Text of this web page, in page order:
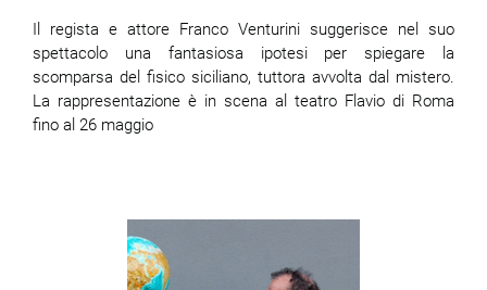
Il regista e attore Franco Venturini suggerisce nel suo
spettacolo una fantasiosa ipotesi per spiegare la
scomparsa del fisico siciliano, tuttora avvolta dal mistero.
La rappresentazione è in scena al teatro Flavio di Roma
fino al 26 maggio